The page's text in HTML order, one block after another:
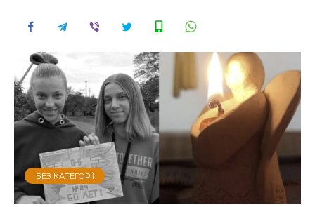
БЕЗ КАТЕГОРІЇ